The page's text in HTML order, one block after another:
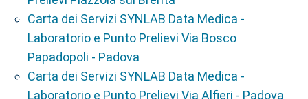
Carta dei Servizi SYNLAB Data Medica -
Laboratorio e Punto Prelievi Via Bosco
Papadopoli - Padova
Carta dei Servizi SYNLAB Data Medica -
Laboratorio e Punto Prelievi Via Alfieri - Padova